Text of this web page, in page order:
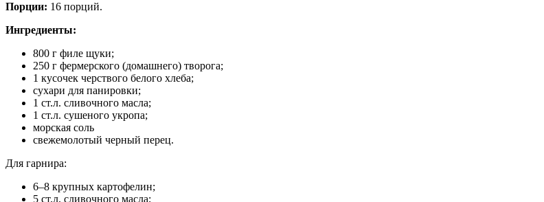
Порции: 16 порций.
Ингредиенты:
800 г филе щуки;
250 г фермерского (домашнего) творога;
1 кусочек черствого белого хлеба;
сухари для панировки;
1 ст.л. сливочного масла;
1 ст.л. сушеного укропа;
морская соль
свежемолотый черный перец.
Для гарнира:
6–8 крупных картофелин;
5 ст.л. сливочного масла;